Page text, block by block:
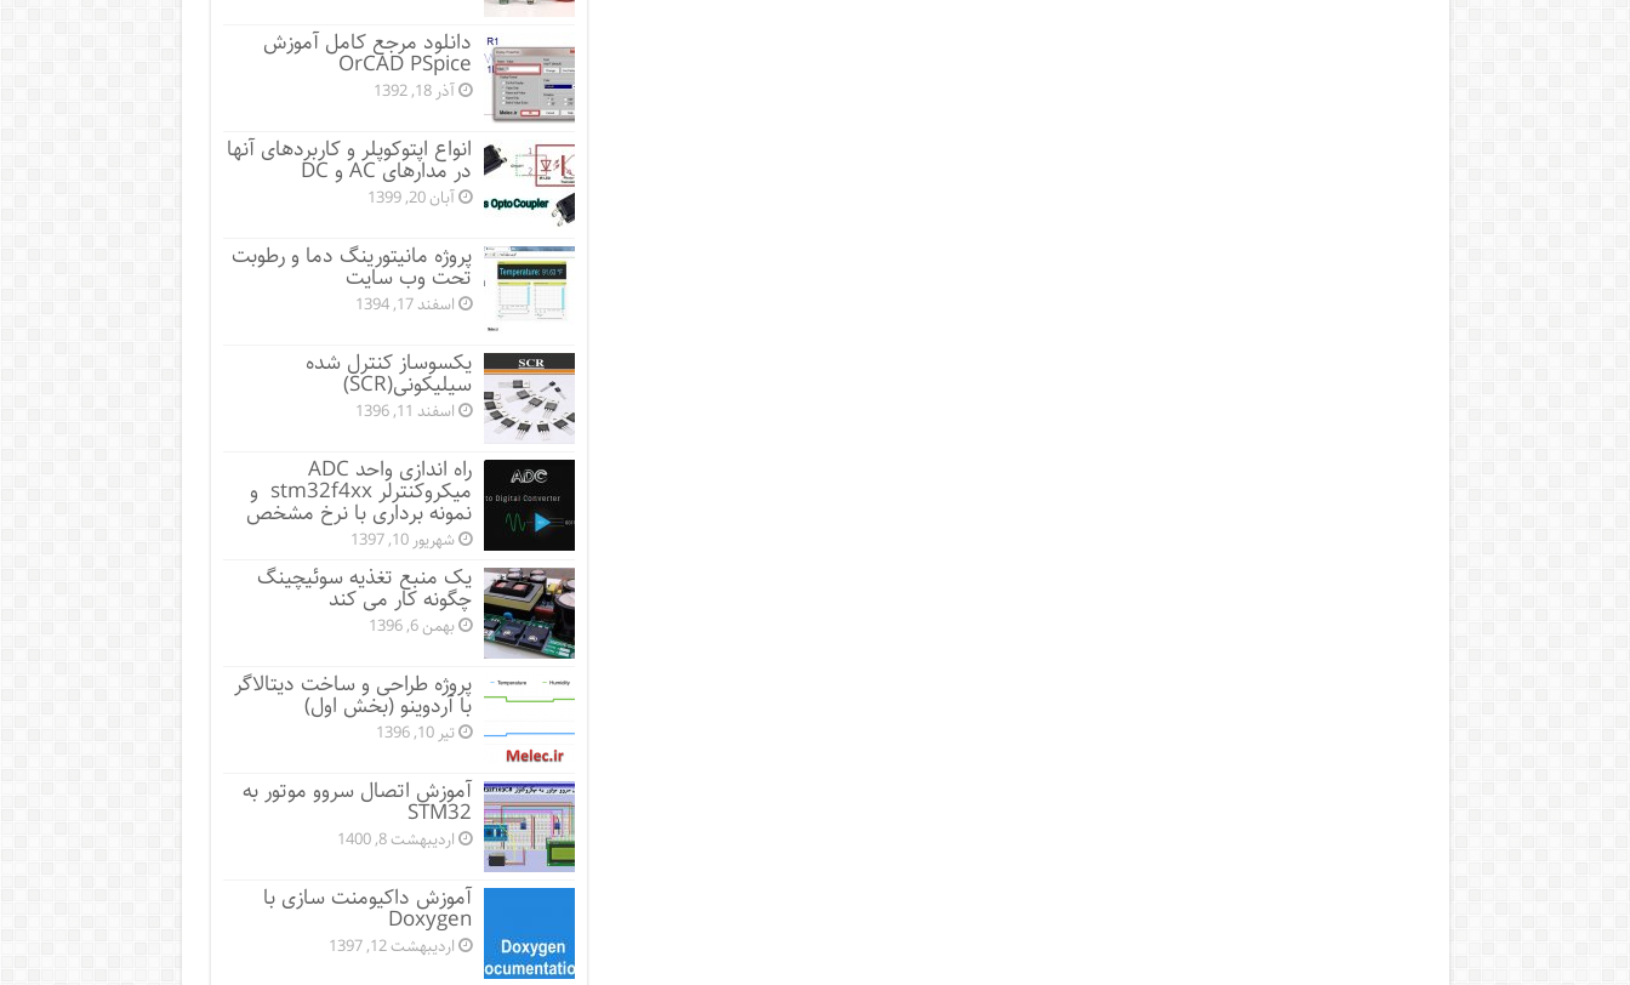
دانلود مرجع کامل آموزش
OrCAD PSpice
آذر 18, 1392
انواع اپتوکوپلر و کاربردهای آنها
در مدارهای AC و DC
آبان 20, 1399
پروژه مانيتورينگ دما و رطوبت
تحت وب سایت
اسفند 17, 1394
یکسوساز کنترل شده
سیلیکونی(SCR)
اسفند 11, 1396
راه اندازی واحد ADC
میکروکنترلر stm32f4xx و
نمونه برداری با نرخ مشخص
شهریور 10, 1397
یک منبع تغذیه سوئیچینگ
چگونه کار می کند
بهمن 6, 1396
پروژه طراحی و ساخت دیتالاگر
با آردوینو (بخش اول)
تیر 10, 1396
آموزش اتصال سروو موتور به
STM32
اردیبهشت 8, 1400
آموزش داکیومنت سازی با
Doxygen
اردیبهشت 12, 1397